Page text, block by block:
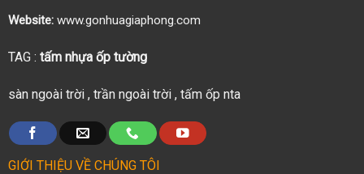
Website:www.gonhuagiaphong.com
TAG : tấm nhựa ốp tường
sàn ngoài trời, trần ngoài trời, tấm ốp nta
GIỚI THIỆU VỀ CHÚNG TÔI